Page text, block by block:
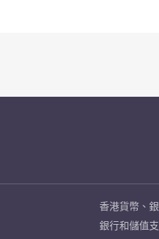
香港貨幣、
銀行和儲值